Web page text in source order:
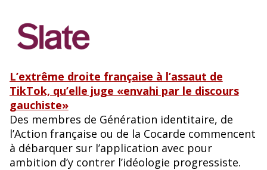
L’extrême droite française à l’assaut de
TikTok, qu’elle juge «envahi par le discours
gauchiste»
Des membres de Génération identitaire, de
l’Action française ou de la Cocarde commencent
à débarquer sur l’application avec pour
ambition d’y contrer l’idéologie progressiste.